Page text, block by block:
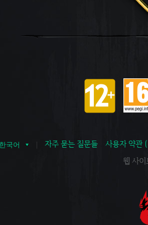
한국어 자주 묻는 질문들
사용자 약관
웹 사